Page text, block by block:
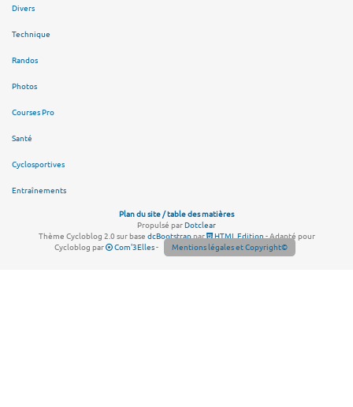
Divers
Technique
Randos
Photos
Courses Pro
Santé
Cyclosportives
Entraînements
Plan du site / table des matières
Propulsé parDotclear
Thème Cycloblog 2.0 sur base dcBootstrappar HTML Edition- Adapté pour
Cycloblog par
Com'3Elles- Mentions légales et Copyright©